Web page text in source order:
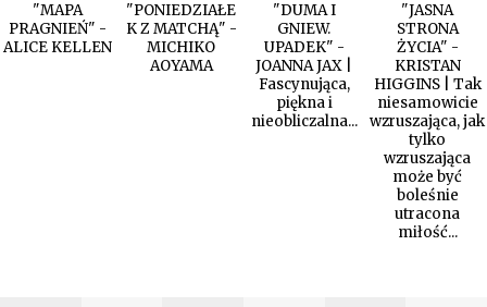
"MAPA
PRAGNIEŃ" -
ALICE KELLEN
"PONIEDZIAŁE
K Z MATCHĄ" -
MICHIKO
AOYAMA
"DUMA I
GNIEW.
UPADEK" -
JOANNA JAX |
Fascynująca,
piękna i
nieobliczalna...
"JASNA
STRONA
ŻYCIA" -
KRISTAN
HIGGINS | Tak
niesamowicie
wzruszająca, jak
tylko
wzruszająca
może być
boleśnie
utracona
miłość...